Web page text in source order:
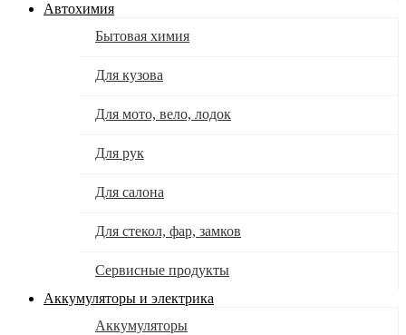
Автохимия
Бытовая химия
Для кузова
Для мото, вело, лодок
Для рук
Для салона
Для стекол, фар, замков
Сервисные продукты
Аккумуляторы и электрика
Аккумуляторы